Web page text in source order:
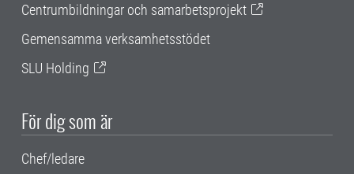
Centrumbildningar och samarbetsprojekt
Gemensamma verksamhetsstödet
SLU Holding
För dig som är
Chef/ledare